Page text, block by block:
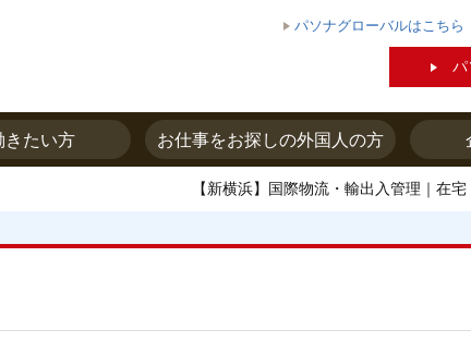
パソナグローバルはこちら
パ
きたい方 お仕事をお探しの外国人の方
【新横浜】国際物流・輸出入管理｜在